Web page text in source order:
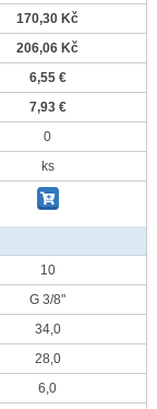
170,30 Kč
206,06 Kč
6,55 €
7,93 €
0
ks
10
G 3/8"
34,0
28,0
6,0